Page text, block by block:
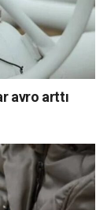
avro arttı